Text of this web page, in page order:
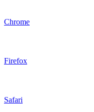
Chrome
Firefox
Safari